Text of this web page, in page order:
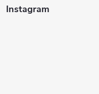
Instagram